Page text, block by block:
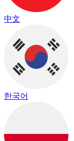
中文
한국어